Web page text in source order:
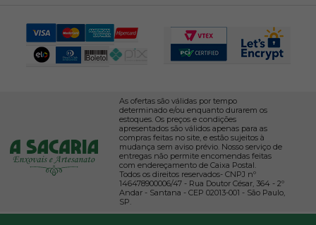
As ofertas são válidas por tempo
determinado e/ou enquanto durarem os
estoques. Os preços e condições
apresentados são válidos apenas para as
compras feitas no site, e estão sujeitos à
mudança sem aviso prévio. Nosso serviço de
entregas não permite encomendas feitas
com endereçamento de Caixa Postal.
Todos os direitos reservados- CNPJ nº
146478900006/47 - Rua Doutor César, 364 - 2º
Andar - Santana - CEP 02013-001 - São Paulo,
SP.